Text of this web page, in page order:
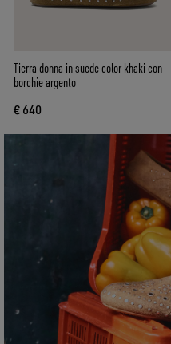
Tierra donna in suede color khaki con
borchie argento
€ 640